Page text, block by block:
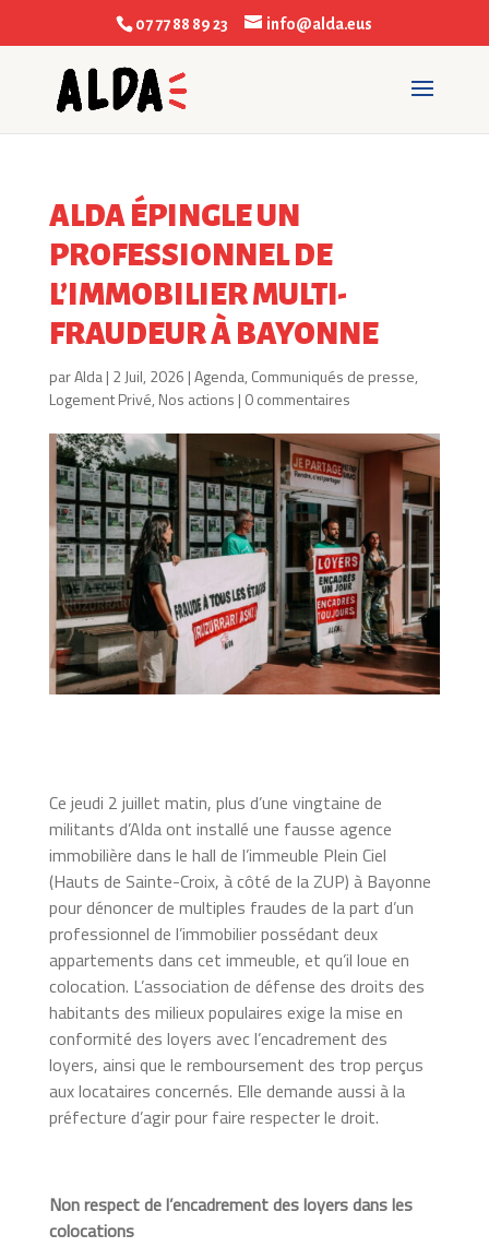
07 77 88 89 23 info@alda.eus
ALDA ÉPINGLE UN
PROFESSIONNEL DE
L’IMMOBILIER MULTI-
FRAUDEUR À BAYONNE
parAlda| 2 Juil, 2026 |Agenda, Communiqués de presse,
Logement Privé, Nos actions | 0 commentaires
Ce jeudi 2 juillet matin, plus d’une vingtaine de
militants d’Alda ont installé une fausse agence
immobilière dans le hall de l’immeuble Plein Ciel
(Hauts de Sainte-Croix, à côté de la ZUP) à Bayonne
pour dénoncer de multiples fraudes de la part d’un
professionnel de l’immobilier possédant deux
appartements dans cet immeuble, et qu’il loue en
colocation. L’association de défense des droits des
habitants des milieux populaires exige la mise en
conformité des loyers avec l’encadrement des
loyers, ainsi que le remboursement des trop perçus
aux locataires concernés. Elle demande aussi à la
préfecture d’agir pour faire respecter le droit.
Non respect de l’encadrement des loyers dans les
colocations